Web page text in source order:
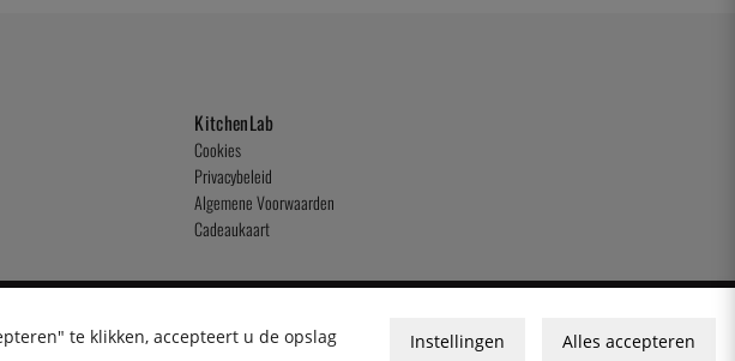
KitchenLab
Cookies
Privacybeleid
Algemene Voorwaarden
Cadeaukaart
te klikken, accepteert u de opslag
Instellingen Alles accepteren